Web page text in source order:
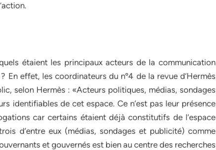
étaient les principaux acteurs de la communication
En effet, les coordinateurs du nº4 de la revue d’Hermès
selon Hermès : «Acteurs politiques, médias, sondages
identifiables de cet espace. Ce n’est pas leur présence
car certains étaient déjà constitutifs de l’espace
d’entre eux (médias, sondages et publicité) comme
et gouvernés est bien au centre des recherches